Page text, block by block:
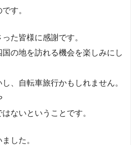
す。
た皆様に感謝です。
の地を訪れる機会を楽しみにし
、自転車旅行かもしれません。
ないということです。
した。